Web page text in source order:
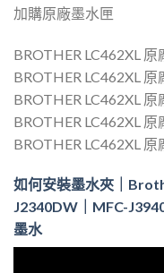
加購原廠墨水匣
BROTHER LC462XL
BROTHER LC462XL
BROTHER LC462XL
BROTHER LC462XL
BROTHER LC462XL
如何安裝墨水夾｜
J2340DW｜MFC-
墨水